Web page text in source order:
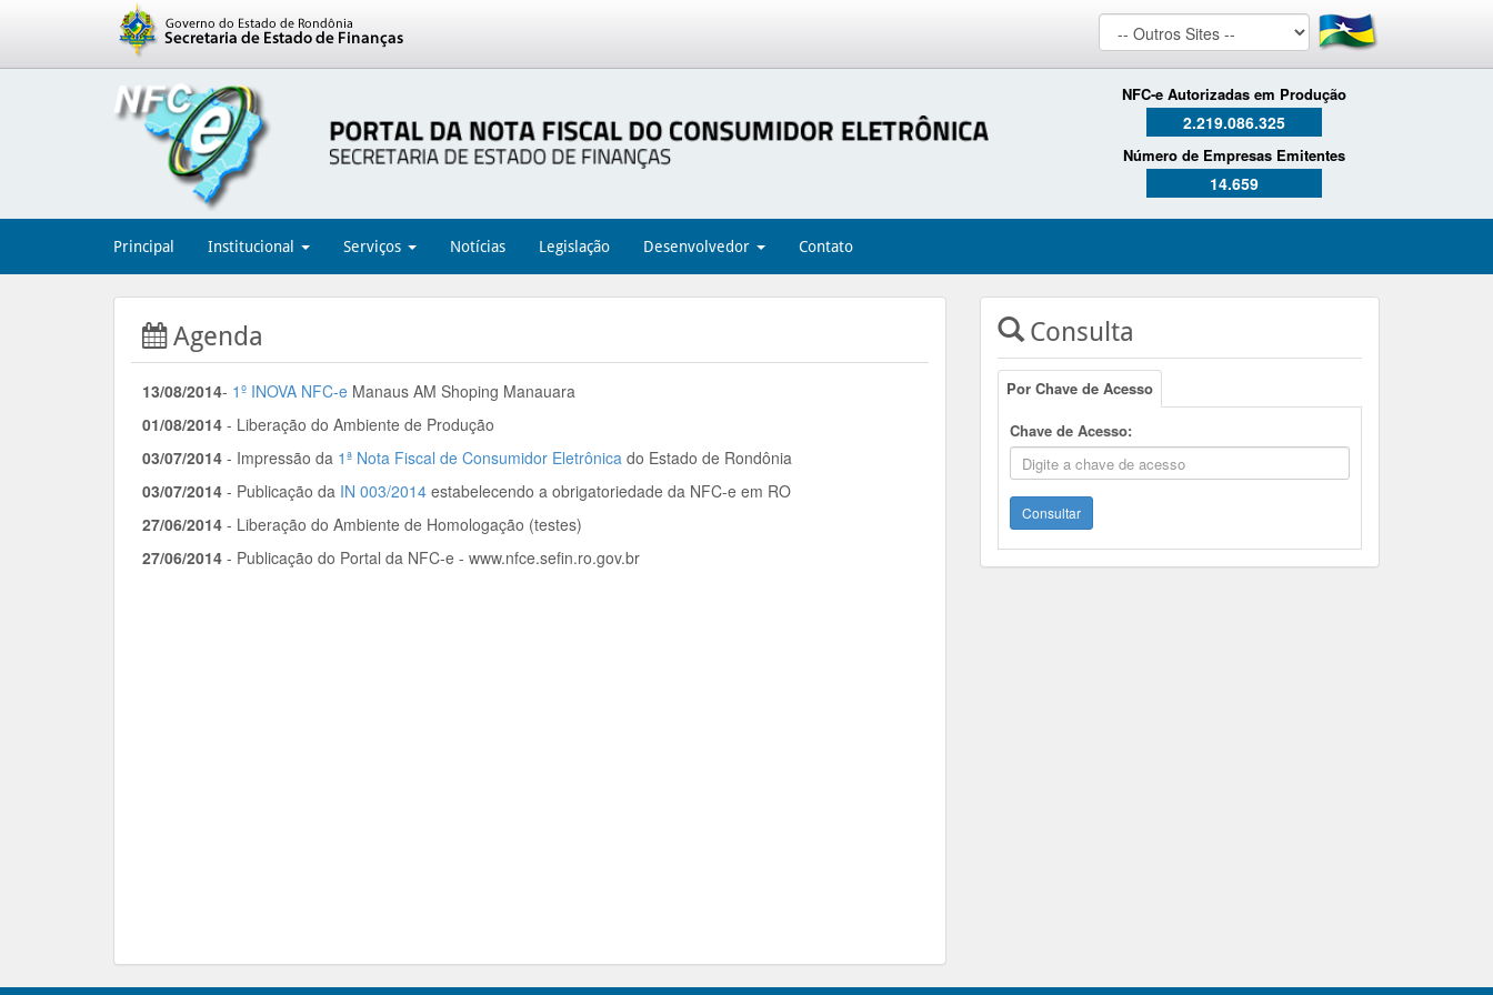
NFC-e Autorizadas em Produção
2.219.086.325
Número de Empresas Emitentes
14.659
Principal Institucional Serviços Notícias Legislação Desenvolvedor Contato
Agenda
13/08/2014- 1º INOVA NFC-e Manaus AM Shoping Manauara
01/08/2014 - Liberação do Ambiente de Produção
03/07/2014 - Impressão da 1ª Nota Fiscal de Consumidor Eletrônica do Estado de Rondônia
03/07/2014 - Publicação da IN 003/2014 estabelecendo a obrigatoriedade da NFC-e em RO
27/06/2014 - Liberação do Ambiente de Homologação (testes)
27/06/2014 - Publicação do Portal da NFC-e - www.nfce.sefin.ro.gov.br
Consulta
Por Chave de Acesso
Chave de Acesso:
Consultar